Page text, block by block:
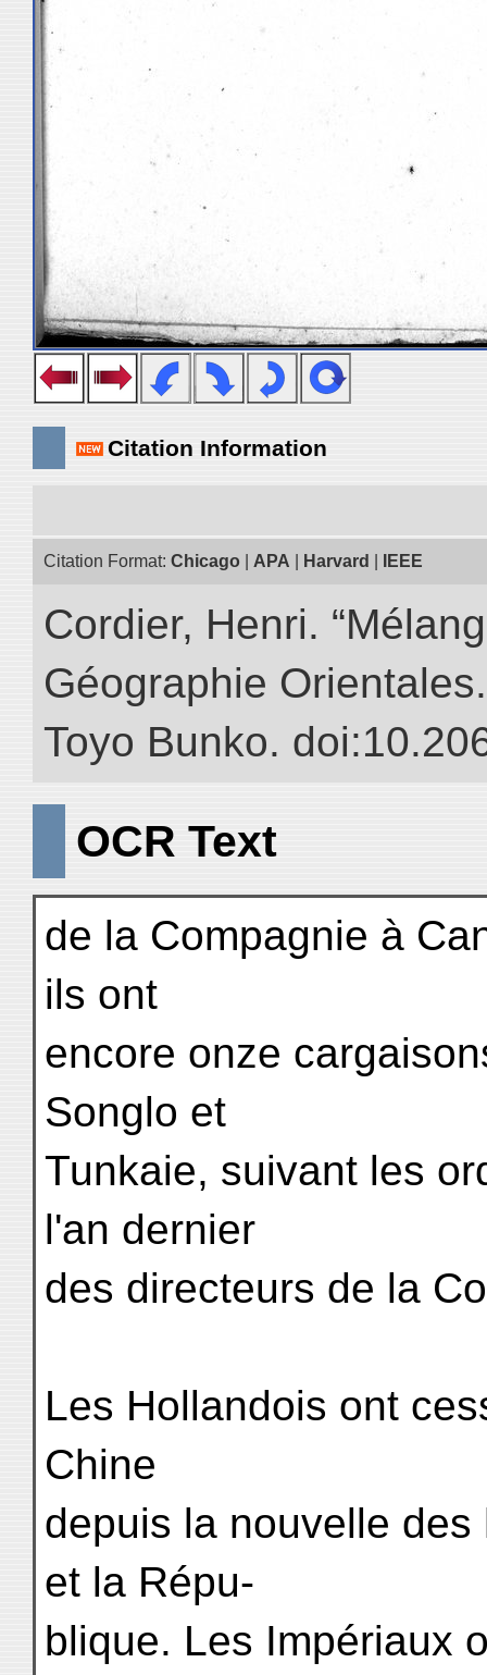
Citation Information
Citation Format: Chicago APA Harvard IEEE
Cordier, Henri.
Géographie
Toyo Bunko.
OCR Text
de la Compagnie à
ils ont
encore onze
Songlo et
Tunkaie, suivant les
l'an dernier
des directeurs de la
Les Hollandois ont
Chine
depuis la nouvelle
et la Répu-
blique. Les Impériaux